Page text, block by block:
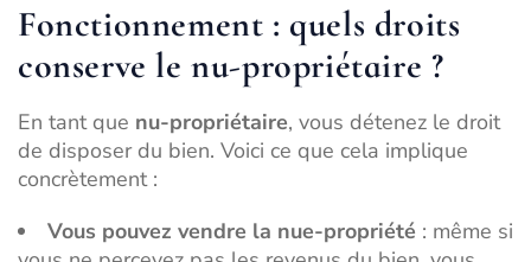
Fonctionnement : quels droits
conserve le nu-propriétaire ?
En tant que nu-propriétaire, vous détenez le droit
de disposer du bien. Voici ce que cela implique
concrètement :
Vous pouvez vendre la nue-propriété : même si